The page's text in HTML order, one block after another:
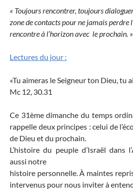
« Toujours rencontrer, toujours
zone de contacts pour ne jamais perdre
rencontre à l’horizon avec le prochain. »
Lectures du jour :
«Tu aimeras le Seigneur ton Dieu, tu
Mc 12, 30.31
Ce 31ème dimanche du temps
rappelle deux principes : celui de
de Dieu et du prochain.
L’histoire du peuple d’Israël dans
aussi notre
histoire personnelle. À maintes
intervenus pour nous inviter à